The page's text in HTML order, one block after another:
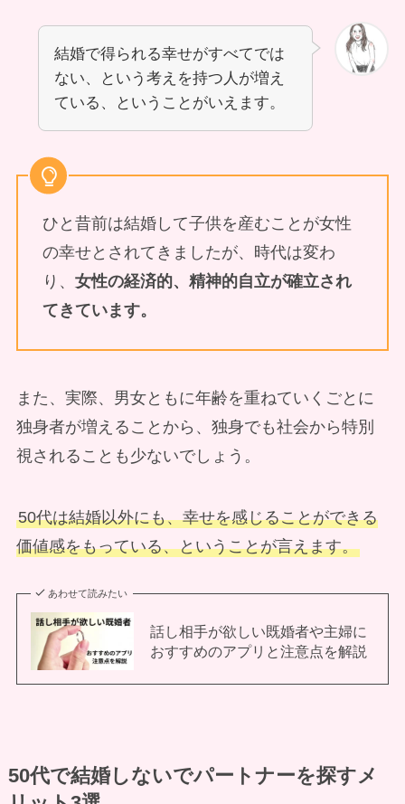
結婚で得られる幸せがすべてでは
ない、という考えを持つ人が増え
ている、ということがいえます。
ひと昔前は結婚して子供を産むことが女性
の幸せとされてきましたが、時代は変わ
り、 女性の経済的、精神的自立が確立され
てきています。
また、実際、男女ともに年齢を重ねていくごとに
独身者が増えることから、独身でも社会から特別
視されることも少ないでしょう。
50代は結婚以外にも、幸せを感じることができる
価値感をもっている、ということが言えます。
あわせて読みたい
話し相手が欲しい既婚者や主婦に
おすすめのアプリと注意点を解説
50代で結婚しないでパートナーを探すメ